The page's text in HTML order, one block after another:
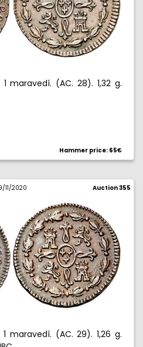
1 maravedí. (AC. 28). 1,32 g.
Hammer price: 65€
11/2020 Auction 355
1 maravedí. (AC. 29). 1,26 g.